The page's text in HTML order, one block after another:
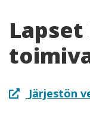
Järjestön